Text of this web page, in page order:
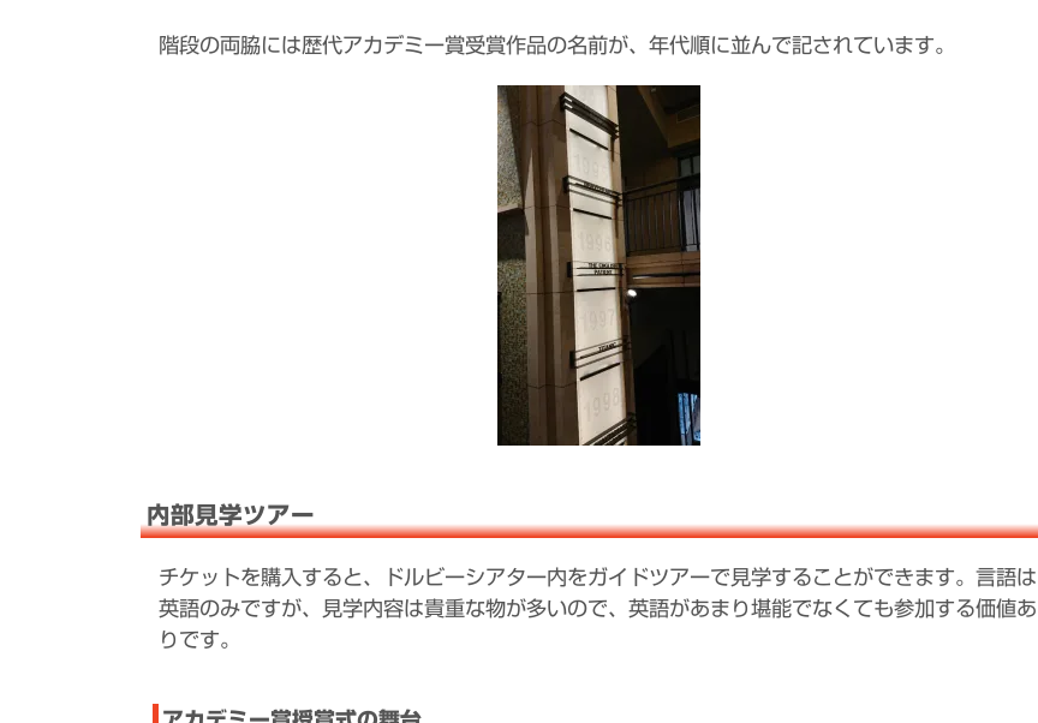
階段の両脇には歴代アカデミー賞受賞作品の名前が、年代順に並んで記されています。
内部見学ツアー
チケットを購入すると、ドルビーシアター内をガイドツアーで見学することができます。言語は
英語のみですが、見学内容は貴重な物が多いので、英語があまり堪能でなくても参加する価値あ
りです。